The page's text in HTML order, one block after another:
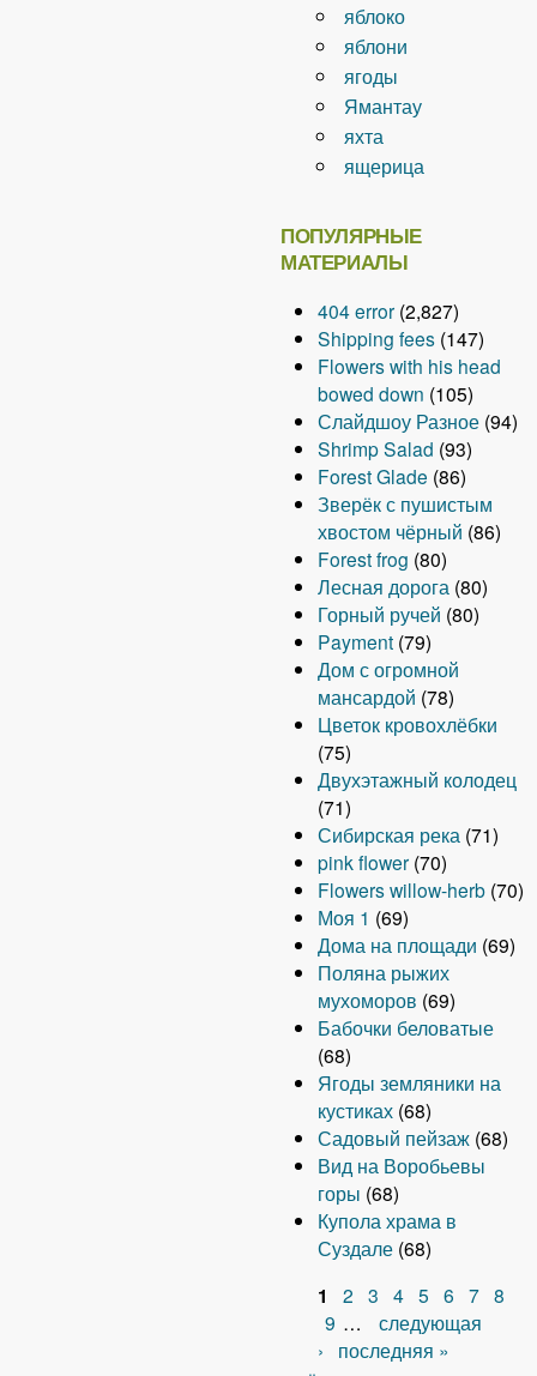
яблоко
яблони
ягоды
Ямантау
яхта
ящерица
ПОПУЛЯРНЫЕ
МАТЕРИАЛЫ
404 error (2,827)
Shipping fees (147)
Flowers with his head
bowed down (105)
Слайдшоу Разное (94)
Shrimp Salad (93)
Forest Glade (86)
Зверёк с пушистым
хвостом чёрный (86)
Forest frog (80)
Лесная дорога (80)
Горный ручей (80)
Payment (79)
Дом с огромной
мансардой (78)
Цветок кровохлёбки
(75)
Двухэтажный колодец
(71)
Сибирская река (71)
pink flower (70)
Flowers willow-herb (70)
Моя 1 (69)
Дома на площади (69)
Поляна рыжих
мухоморов (69)
Бабочки беловатые
(68)
Ягоды земляники на
кустиках (68)
Садовый пейзаж (68)
Вид на Воробьевы
горы (68)
Купола храма в
Суздале (68)
т
1 2 3 4 5 6 7 8
9 …
следующая
›
последняя »